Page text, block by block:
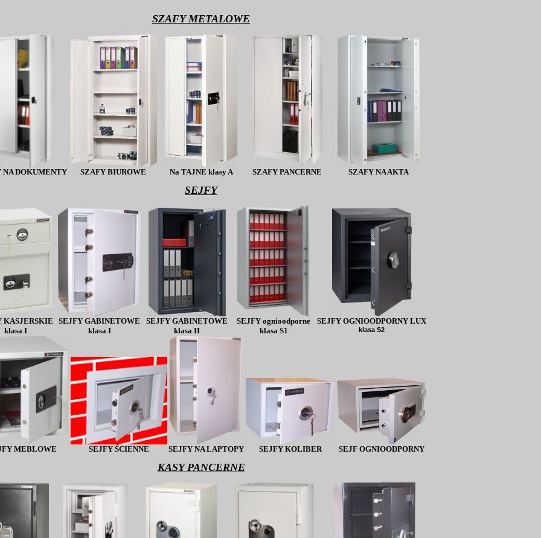
SZAFY METALOWE
NA DOKUMENTY SZAFY BIUROWE Na TAJNE klasy A SZAFY PANCERNE SZAFY NA AKTA
SEJFY
KASJERSKIE
klasa I
SEJFY GABINETOWE
klasa I
SEJFY GABINETOWE
klasa II
SEJFY ognioodporne
klasa S1
SEJFY OGNIOODPORNY LUX
klasa S2
MEBLOWE SEJFY ŚCIENNE SEJFY NA LAPTOPY SEJFY KOLIBER SEJF OGNIOODPORNY
KASY PANCERNE